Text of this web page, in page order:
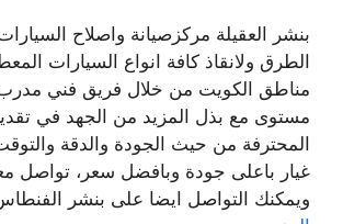
بنشر العقيلة مركزصيانة واصلاح
الطرق ولانقاذ كافة انواع السيارات
مناطق الكويت من خلال فريق فني
مستوى مع بذل المزيد من الجهد في
المحترفة من حيث الجودة والدقة
غيار باعلى جودة وبافضل سعر، تواصل
ويمكنك التواصل ايضا على بنشر